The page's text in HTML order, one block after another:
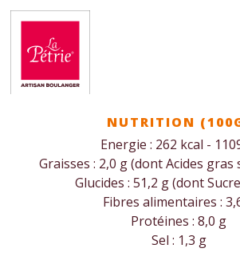
Skip
content
NUTRITION
Energie : 262 kcal -
Graisses : 2,0 g (dont Acides gras
Glucides : 51,2 g (dont
Fibres alimentaires :
Protéines : 8,0 g
Sel : 1,3 g